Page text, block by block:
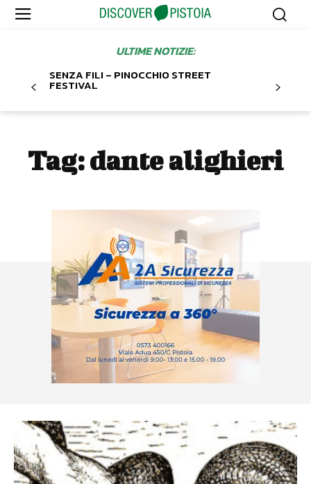
ULTIME NOTIZIE:
SENZA FILI – PINOCCHIO STREET
FESTIVAL
Tag:dante alighieri